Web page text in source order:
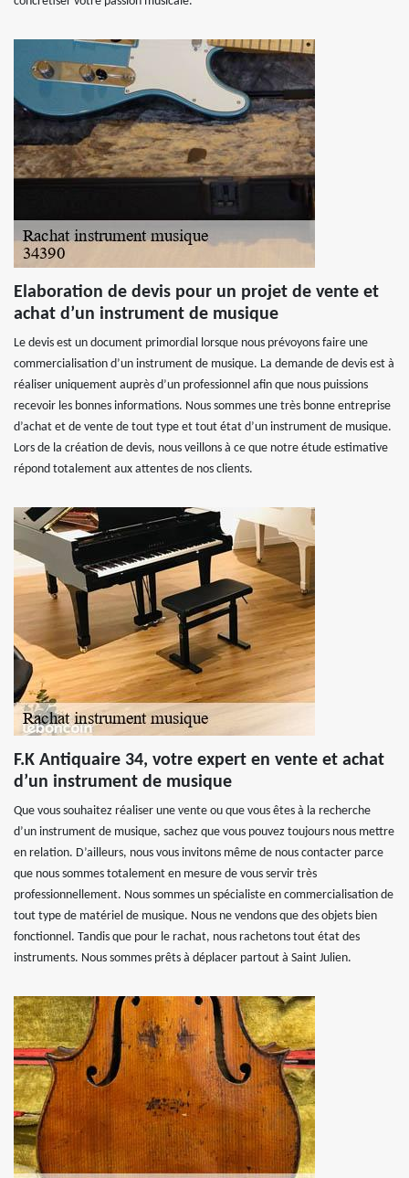
Elaboration de devis pour un projet de vente et
achat d’un instrument de musique
Le devis est un document primordial lorsque nous prévoyons faire une
commercialisation d’un instrument de musique. La demande de devis est à
réaliser uniquement auprès d’un professionnel afin que nous puissions
recevoir les bonnes informations. Nous sommes une très bonne entreprise
d’achat et de vente de tout type et tout état d’un instrument de musique.
Lors de la création de devis, nous veillons à ce que notre étude estimative
répond totalement aux attentes de nos clients.
F.K Antiquaire 34, votre expert en vente et achat
d’un instrument de musique
Que vous souhaitez réaliser une vente ou que vous êtes à la recherche
d’un instrument de musique, sachez que vous pouvez toujours nous mettre
en relation. D’ailleurs, nous vous invitons même de nous contacter parce
que nous sommes totalement en mesure de vous servir très
professionnellement. Nous sommes un spécialiste en commercialisation de
tout type de matériel de musique. Nous ne vendons que des objets bien
fonctionnel. Tandis que pour le rachat, nous rachetons tout état des
instruments. Nous sommes prêts à déplacer partout à Saint Julien.